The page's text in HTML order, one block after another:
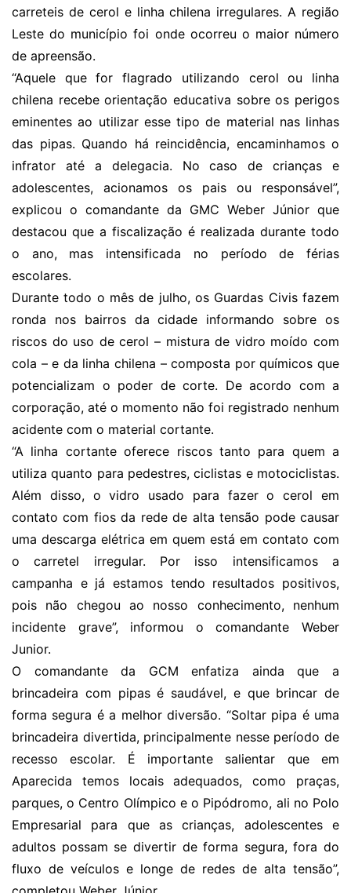
carreteis de cerol e linha chilena irregulares. A região
Leste do município foi onde ocorreu o maior número
de apreensão.
“Aquele que for flagrado utilizando cerol ou linha
chilena recebe orientação educativa sobre os perigos
eminentes ao utilizar esse tipo de material nas linhas
das pipas. Quando há reincidência, encaminhamos o
infrator até a delegacia. No caso de crianças e
adolescentes, acionamos os pais ou responsável”,
explicou o comandante da GMC Weber Júnior que
destacou que a fiscalização é realizada durante todo
o ano, mas intensificada no período de férias
escolares.
Durante todo o mês de julho, os Guardas Civis fazem
ronda nos bairros da cidade informando sobre os
riscos do uso de cerol – mistura de vidro moído com
cola – e da linha chilena – composta por químicos que
potencializam o poder de corte. De acordo com a
corporação, até o momento não foi registrado nenhum
acidente com o material cortante.
“A linha cortante oferece riscos tanto para quem a
utiliza quanto para pedestres, ciclistas e motociclistas.
Além disso, o vidro usado para fazer o cerol em
contato com fios da rede de alta tensão pode causar
uma descarga elétrica em quem está em contato com
o carretel irregular. Por isso intensificamos a
campanha e já estamos tendo resultados positivos,
pois não chegou ao nosso conhecimento, nenhum
incidente grave”, informou o comandante Weber
Junior.
O comandante da GCM enfatiza ainda que a
brincadeira com pipas é saudável, e que brincar de
forma segura é a melhor diversão. “Soltar pipa é uma
brincadeira divertida, principalmente nesse período de
recesso escolar. É importante salientar que em
Aparecida temos locais adequados, como praças,
parques, o Centro Olímpico e o Pipódromo, ali no Polo
Empresarial para que as crianças, adolescentes e
adultos possam se divertir de forma segura, fora do
fluxo de veículos e longe de redes de alta tensão”,